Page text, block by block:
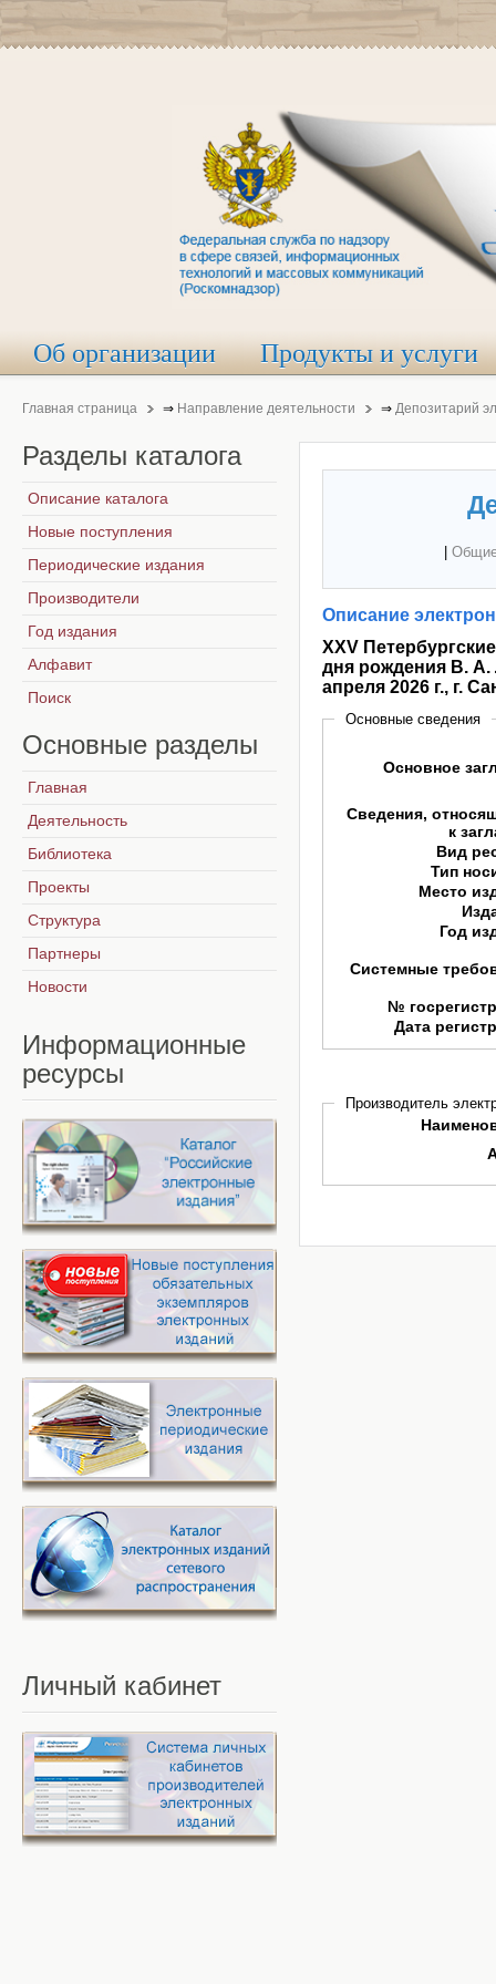
Об организации Продукты и услуги
Главная страница ⇒ Направление деятельности ⇒ Депозитарий
Описание
XXV
дня рождения В. А.
апреля 2026 г., г.
Основные сведения
Основное
Сведения,
к
Вид
Тип
Место
Год
Системные
№
Дата
Производитель
Разделы каталога
Описание каталога
Новые поступления
Периодические издания
Производители
Год издания
Алфавит
Поиск
Основные разделы
Главная
Деятельность
Библиотека
Проекты
Структура
Партнеры
Новости
Информационные
ресурсы
Личный кабинет